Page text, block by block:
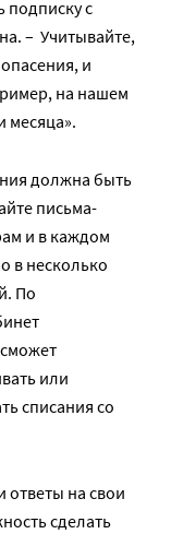
подписку с
– Учитывайте,
и
на нашем
месяца».
должна быть
письма-
и в каждом
в несколько
По
или
списания со
ответы на свои
сделать